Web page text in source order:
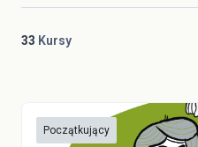
33 Kursy
Początkujący